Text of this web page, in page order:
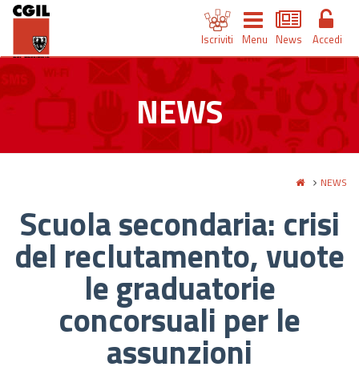
Iscriviti Menu News Accedi
NEWS
NEWS
Scuola secondaria: crisi
del reclutamento, vuote
le graduatorie
concorsuali per le
assunzioni